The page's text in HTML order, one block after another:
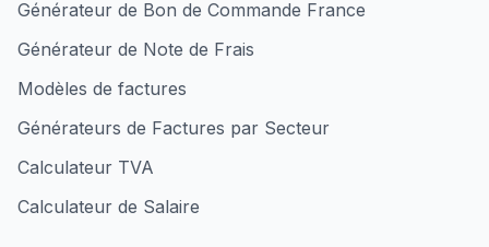
Générateur de Bon de Commande France
Générateur de Note de Frais
Modèles de factures
Générateurs de Factures par Secteur
Calculateur TVA
Calculateur de Salaire